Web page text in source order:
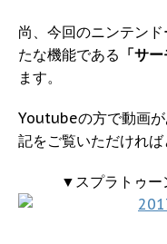
尚、今回のニンテン
たな機能である 「サ
ます。
Youtubeの方で動画
記をご覧いただければ
▼スプラトゥ